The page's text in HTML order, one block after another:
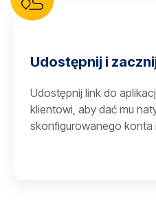
Udostępnij i
Udostępnij link do
klientowi, aby dać mu
skonfigurowanego konta